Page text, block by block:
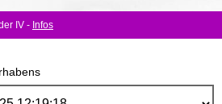
IV - Infos